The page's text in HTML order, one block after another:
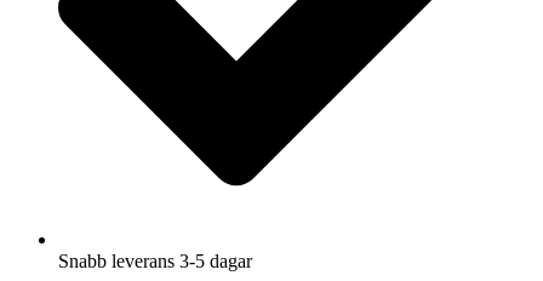
Snabb leverans 3-5 dagar